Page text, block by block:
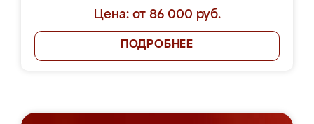
Цена: от 86 000 руб.
ПОДРОБНЕЕ